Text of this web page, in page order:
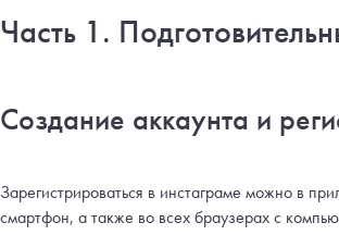
Часть 1.
Создание аккаунта и
Зарегистрироваться в инстаграме можно в
смартфон, а также во всех браузерах с